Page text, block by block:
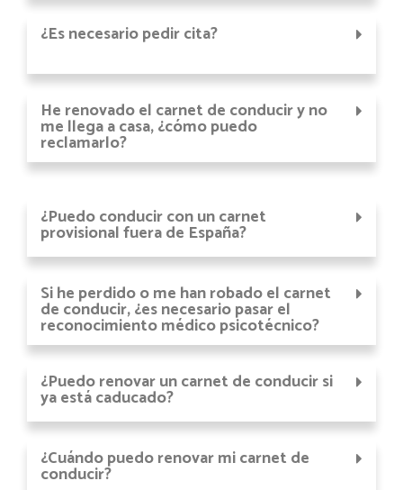
¿Es necesario pedir cita?
He renovado el carnet de conducir y no
me llega a casa, ¿cómo puedo
reclamarlo?
¿Puedo conducir con un carnet
provisional fuera de España?
Si he perdido o me han robado el carnet
de conducir, ¿es necesario pasar el
reconocimiento médico psicotécnico?
¿Puedo renovar un carnet de conducir si
ya está caducado?
¿Cuándo puedo renovar mi carnet de
conducir?